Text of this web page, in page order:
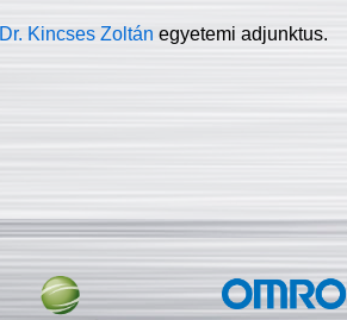
Dr. Kincses Zoltán egyetemi adjunktus.